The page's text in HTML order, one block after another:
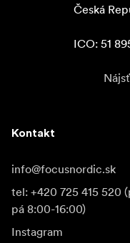
Česká
ICO: 51
Kontakt
info@focusnordic.sk
tel: +420 725 415 520
pá 8:00-16:00)
Instagram